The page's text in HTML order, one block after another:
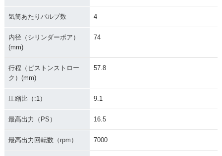
気筒あたりバルブ数 4
内径（シリンダーボア）
(mm)
74
行程（ピストンストロー
ク）(mm)
57.8
圧縮比（:1） 9.1
最高出力（PS） 16.5
最高出力回転数（rpm） 7000